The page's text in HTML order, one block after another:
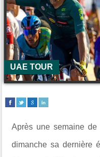
UAE TOUR
Après une semaine
dimanche sa dernière